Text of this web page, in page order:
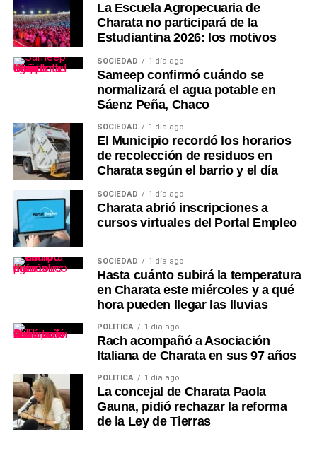
La Escuela Agropecuaria de
Charata no participará de la
Estudiantina 2026: los motivos
SOCIEDAD 1 día ago
Sameep confirmó cuándo se
normalizará el agua potable en
Sáenz Peña, Chaco
SOCIEDAD 1 día ago
El Municipio recordó los horarios
de recolección de residuos en
Charata según el barrio y el día
SOCIEDAD 1 día ago
Charata abrió inscripciones a
cursos virtuales del Portal Empleo
SOCIEDAD 1 día ago
Hasta cuánto subirá la temperatura
en Charata este miércoles y a qué
hora pueden llegar las lluvias
POLÍTICA 1 día ago
Rach acompañó a Asociación
Italiana de Charata en sus 97 años
POLÍTICA 1 día ago
La concejal de Charata Paola
Gauna, pidió rechazar la reforma
de la Ley de Tierras